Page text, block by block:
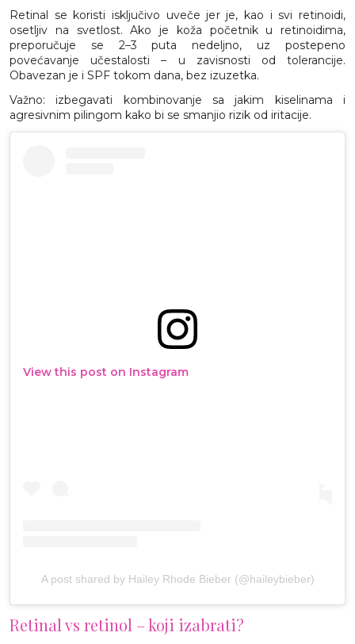
Retinal se koristi isključivo uveče jer je, kao i svi retinoidi,
osetljiv na svetlost. Ako je koža početnik u retinoidima,
preporučuje se 2–3 puta nedeljno, uz postepeno
povećavanje učestalosti – u zavisnosti od tolerancije.
Obavezan je i SPF tokom dana, bez izuzetka.
Važno: izbegavati kombinovanje sa jakim kiselinama i
agresivnim pilingom kako bi se smanjio rizik od iritacije.
View this post on Instagram
A post shared by Hailey Rhode Bieber (@haileybieber)
Retinal vs retinol – koji izabrati?